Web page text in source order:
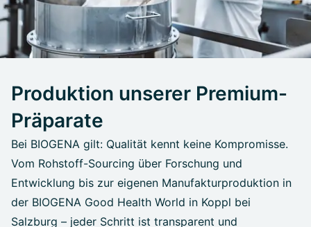
Produktion unserer Premium-
Präparate
Bei BIOGENA gilt: Qualität kennt keine Kompromisse.
Vom Rohstoff-Sourcing über Forschung und
Entwicklung bis zur eigenen Manufakturproduktion in
der BIOGENA Good Health World in Koppl bei
Salzburg – jeder Schritt ist transparent und